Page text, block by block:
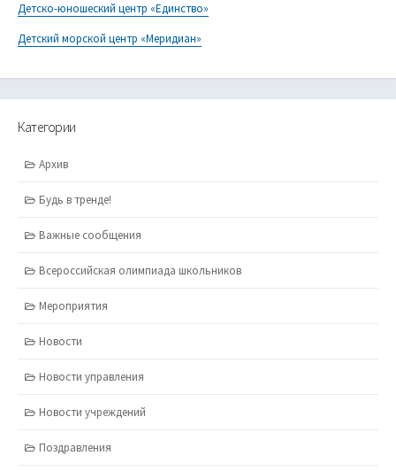
Детско-юношеский центр «Единство»
Детский морской центр «Меридиан»
Категории
Архив
Будь в тренде!
Важные сообщения
Всероссийская олимпиада школьников
Мероприятия
Новости
Новости управления
Новости учреждений
Поздравления